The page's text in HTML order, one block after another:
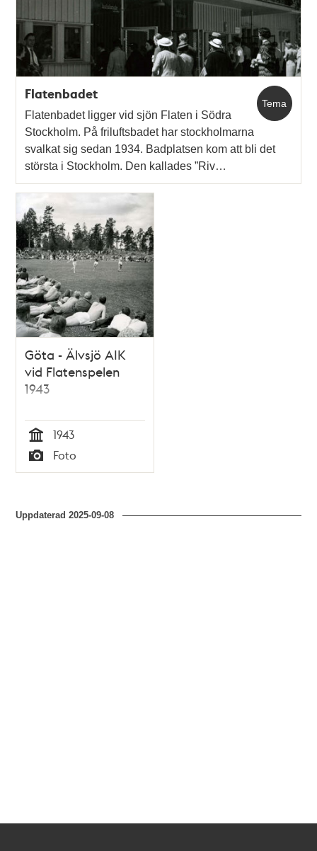
Tema
Flatenbadet
Flatenbadet ligger vid sjön Flaten i Södra
Stockholm. På friluftsbadet har stockholmarna
svalkat sig sedan 1934. Badplatsen kom att bli det
största i Stockholm. Den kallades ”Riv…
Göta - Älvsjö AIK
vid Flatenspelen
1943
Tid
1943
Typ
Foto
Uppdaterad2025-09-08